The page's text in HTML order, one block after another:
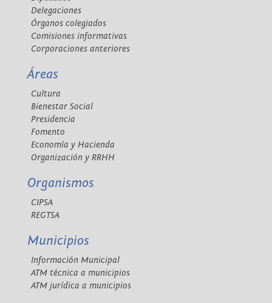
Delegaciones
Órganos colegiados
Comisiones informativas
Corporaciones anteriores
Áreas
Cultura
Bienestar Social
Presidencia
Fomento
Economía y Hacienda
Organización y RRHH
Organismos
CIPSA
REGTSA
Municipios
Información Municipal
ATM técnica a municipios
ATM jurídica a municipios